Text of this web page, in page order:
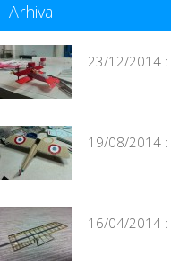
Arhiva
23/12/2014 :
19/08/2014 :
16/04/2014 :